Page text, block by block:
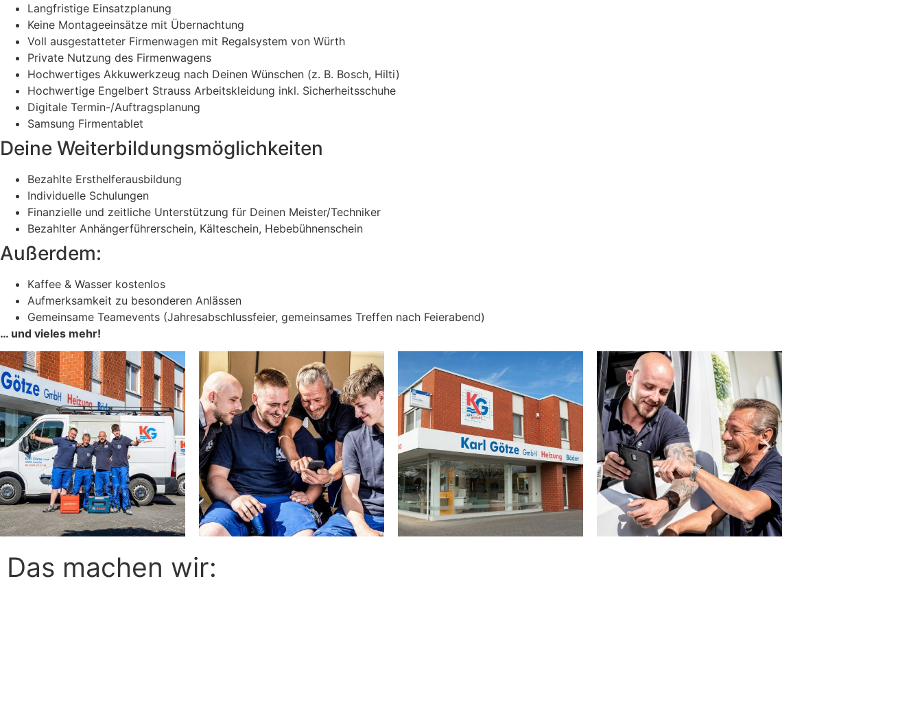
Langfristige Einsatzplanung
Keine Montageeinsätze mit Übernachtung
Voll ausgestatteter Firmenwagen mit Regalsystem von Würth
Private Nutzung des Firmenwagens
Hochwertiges Akkuwerkzeug nach Deinen Wünschen (z. B. Bosch, Hilti)
Hochwertige Engelbert Strauss Arbeitskleidung inkl. Sicherheitsschuhe
Digitale Termin-/Auftragsplanung
Samsung Firmentablet
Deine Weiterbildungsmöglichkeiten
Bezahlte Ersthelferausbildung
Individuelle Schulungen
Finanzielle und zeitliche Unterstützung für Deinen Meister/Techniker
Bezahlter Anhängerführerschein, Kälteschein, Hebebühnenschein
Außerdem:
Kaffee & Wasser kostenlos
Aufmerksamkeit zu besonderen Anlässen
Gemeinsame Teamevents (Jahresabschlussfeier, gemeinsames Treffen nach Feierabend)
… und vieles mehr!
Das machen wir: